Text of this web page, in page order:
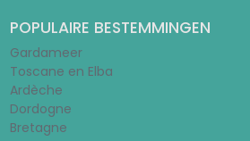
POPULAIRE BESTEMMINGEN
Gardameer
Toscane en Elba
Ardèche
Dordogne
Bretagne